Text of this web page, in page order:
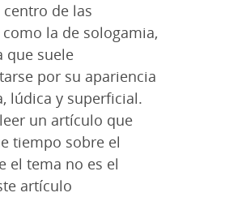
centro de las
la de sologamia,
que suele
por su apariencia
lúdica y superficial.
un artículo que
tiempo sobre el
el tema no es el
artículo